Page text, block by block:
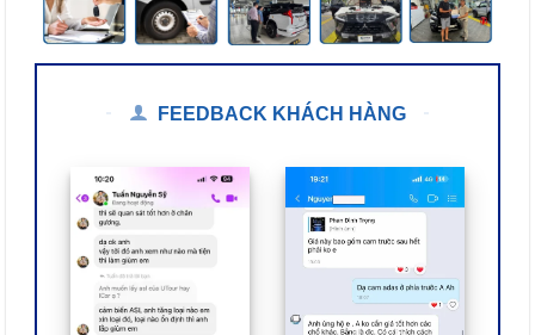
FEEDBACK KHÁCH HÀNG